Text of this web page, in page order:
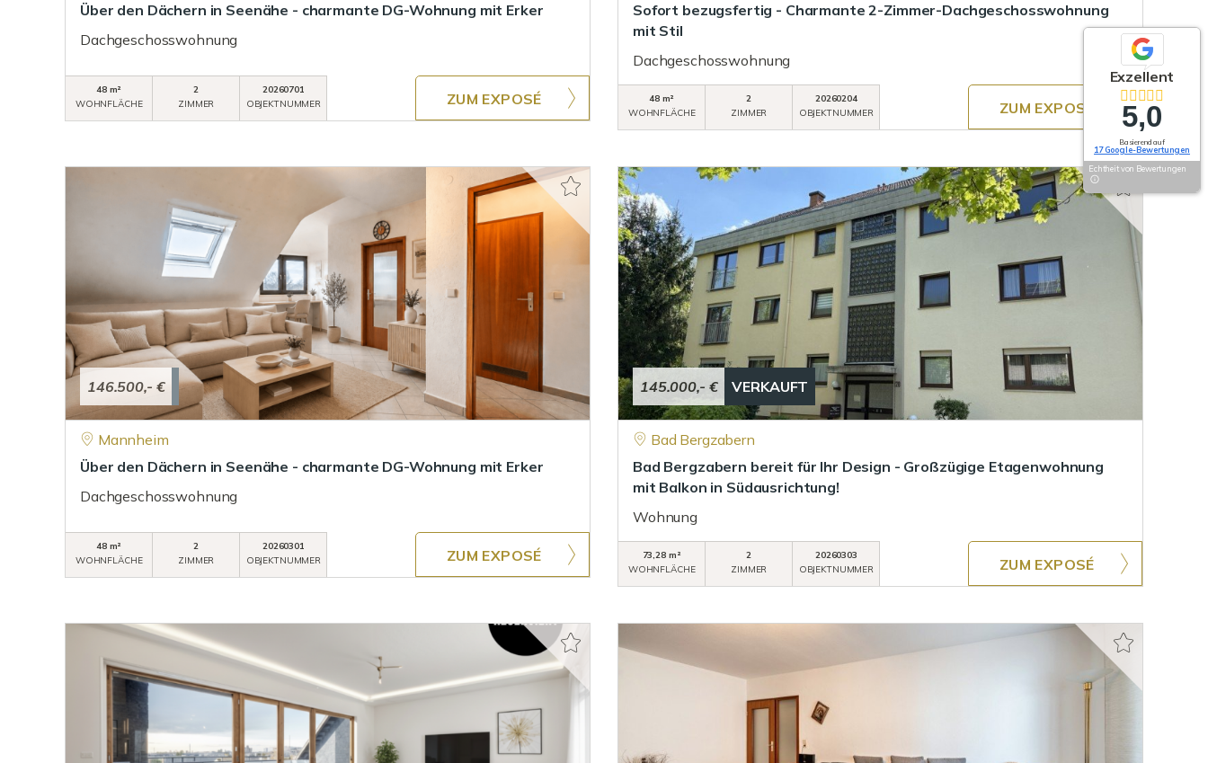
Über den Dächern in Seenähe - charmante DG-Wohnung mit Erker
Dachgeschosswohnung
48 m²
WOHNFLÄCHE
2
ZIMMER
20260701
OBJEKTNUMMER
ZUM EXPOSÉ
Sofort bezugsfertig - Charmante 2-Zimmer-Dachgeschosswohnung
mit Stil
Dachgeschosswohnung
48 m²
WOHNFLÄCHE
2
ZIMMER
20260204
OBJEKTNUMMER
ZUM EXPOSÉ
146.500,- €
Mannheim
Über den Dächern in Seenähe - charmante DG-Wohnung mit Erker
Dachgeschosswohnung
48 m²
WOHNFLÄCHE
2
ZIMMER
20260301
OBJEKTNUMMER
ZUM EXPOSÉ
145.000,- € VERKAUFT
Bad Bergzabern
Bad Bergzabern bereit für Ihr Design - Großzügige Etagenwohnung
mit Balkon in Südausrichtung!
Wohnung
73,28 m²
WOHNFLÄCHE
2
ZIMMER
20260303
OBJEKTNUMMER
ZUM EXPOSÉ
Exzellent
5,0
Basierend auf
17 Google-Bewertungen
Echtheit von Bewertungen